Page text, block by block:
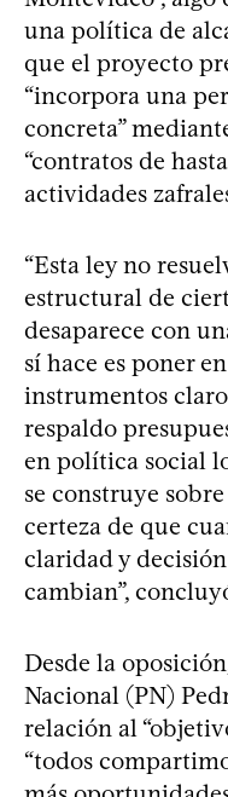
una política de
que el proyecto
“incorpora una
concreta”
“contratos de
actividades
“Esta ley no
estructural de
desaparece con
sí hace es poner
instrumentos
respaldo
en política social
se construye
certeza de que
claridad y
cambian”,
Desde la
Nacional (PN)
relación al
“todos